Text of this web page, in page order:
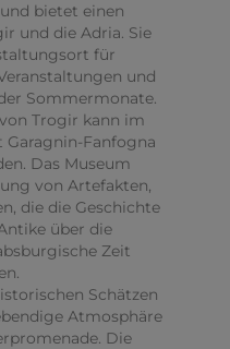
bietet einen
und die Adria. Sie
für
und
Sommermonate.
Trogir kann im
Fanfogna
Das Museum
von Artefakten,
die die Geschichte
über die
Zeit
Schätzen
Atmosphäre
Die